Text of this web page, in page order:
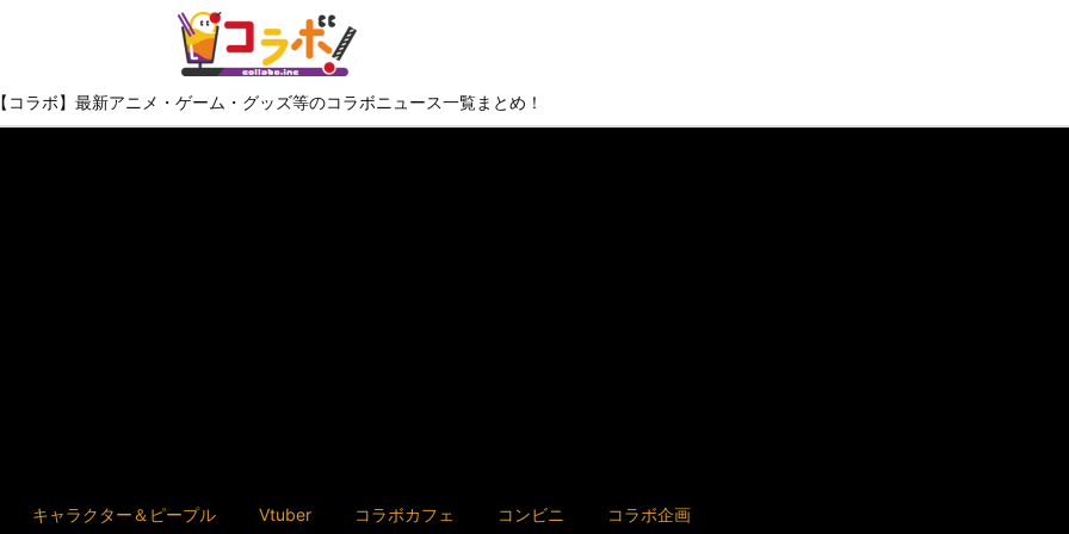
【コラボ】最新アニメ・ゲーム・グッズ等のコラボニュース一覧まとめ！
キャラクター＆ピープル Vtuber コラボカフェ コンビニ コラボ企画